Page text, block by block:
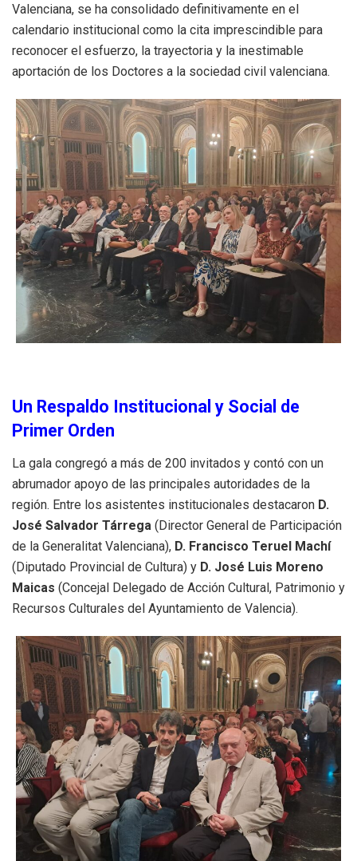
Valenciana, se ha consolidado definitivamente en el
calendario institucional como la cita imprescindible para
reconocer el esfuerzo, la trayectoria y la inestimable
aportación de los Doctores a la sociedad civil valenciana.
Un Respaldo Institucional y Social de
Primer Orden
La gala congregó a más de 200 invitados y contó con un
abrumador apoyo de las principales autoridades de la
región. Entre los asistentes institucionales destacaron D.
José Salvador Tárrega (Director General de Participación
de la Generalitat Valenciana), D. Francisco Teruel Machí
(Diputado Provincial de Cultura) y D. José Luis Moreno
Maicas (Concejal Delegado de Acción Cultural, Patrimonio y
Recursos Culturales del Ayuntamiento de Valencia).